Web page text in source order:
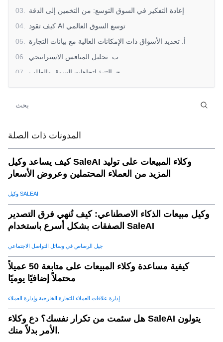
03
إعادة التفكير في السوق التوسع: من التخمين إلى الدقة
04
كيف تقود AI توسع السوق العالمي
05
أ. تحديد الأسواق ذات الإمكانات العالية مع بيانات التجارة
06
ب. تحليل المنافس الاستراتيجي
07
ج. التنبؤ اتجاهات السوق والطلب
08.
d. بناء استراتيجيات التسويق المترجمة
09.
11
12.
لماذا saleai هو الشريك المثالي لتوسيع السوق العالمي
13.
تطلع إلى الأمام: مستقبل AI في توسيع السوق
المدونات ذات الصلة
كيف يساعد وكيل SaleAI وكلاء المبيعات على توليد
المزيد من العملاء المحتملين وعروض الأسعار
وكيل SALEAI
وكيل مبيعات الذكاء الاصطناعي: كيف تُنهي فرق التصدير
الصفقات بشكل أسرع باستخدام SaleAI
جيل الرصاص في وسائل التواصل الاجتماعي
كيفية مساعدة وكلاء المبيعات على متابعة 50 عميلاً
محتملاً إضافيًا يوميًا
إدارة علاقات العملاء للتجارة الخارجية وإدارة العملاء
هل سئمت من تكرار نفسك؟ دع وكلاء SaleAI يتولون
الأمر بدلاً منك.